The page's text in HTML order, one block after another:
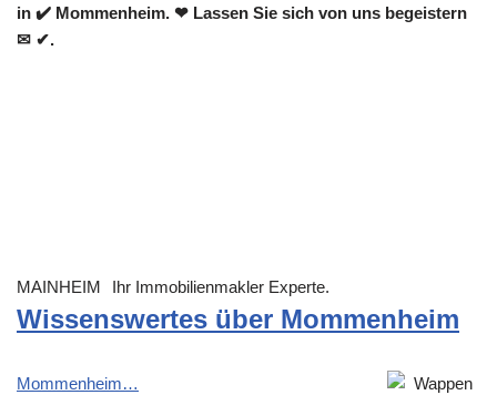
in ✔️ Mommenheim. ❤ Lassen Sie sich von uns begeistern
✉ ✔.
MAINHEIM Ihr Immobilienmakler Experte.
Wissenswertes über Mommenheim
Mommenheim…